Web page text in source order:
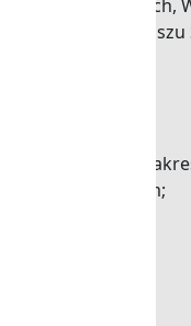
samorządowych,
Funduszu
w
atutem;